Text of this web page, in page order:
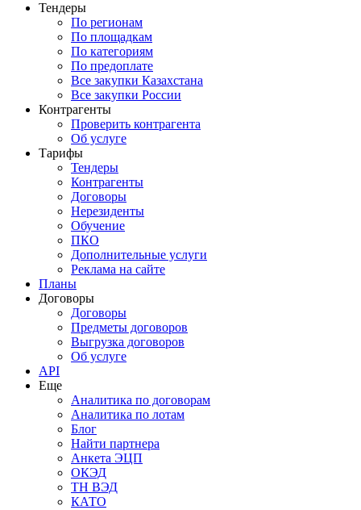
Тендеры
По регионам
По площадкам
По категориям
По предоплате
Все закупки Казахстана
Все закупки России
Контрагенты
Проверить контрагента
Об услуге
Тарифы
Тендеры
Контрагенты
Договоры
Нерезиденты
Обучение
ПКО
Дополнительные услуги
Реклама на сайте
Планы
Договоры
Договоры
Предметы договоров
Выгрузка договоров
Об услуге
API
Еще
Аналитика по договорам
Аналитика по лотам
Блог
Найти партнера
Анкета ЭЦП
ОКЭД
ТН ВЭД
КАТО